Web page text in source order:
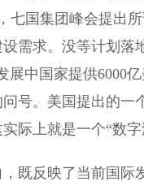
七国集团峰会提出
需求。没等计划
展中国家提供6000
号。美国提出的一
际上就是一个“数字
反映了当前国际